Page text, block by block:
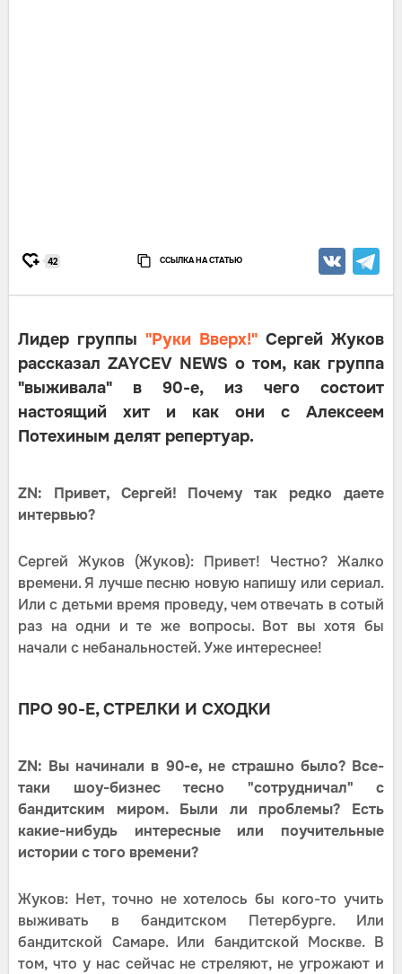
42 ССЫЛКА НА СТАТЬЮ
Лидер группы "Руки Вверх!" Сергей Жуков
рассказал ZAYCEV NEWS о том, как группа
"выживала" в 90-е, из чего состоит
настоящий хит и как они с Алексеем
Потехиным делят репертуар.
ZN: Привет, Сергей! Почему так редко даете
интервью?
Сергей Жуков (Жуков): Привет! Честно? Жалко
времени. Я лучше песню новую напишу или сериал.
Или с детьми время проведу, чем отвечать в сотый
раз на одни и те же вопросы. Вот вы хотя бы
начали с небанальностей. Уже интереснее!
ПРО 90-Е, СТРЕЛКИ И СХОДКИ
ZN: Вы начинали в 90-е, не страшно было? Все-
таки шоу-бизнес тесно "сотрудничал" с
бандитским миром. Были ли проблемы? Есть
какие-нибудь интересные или поучительные
истории с того времени?
Жуков: Нет, точно не хотелось бы кого-то учить
выживать в бандитском Петербурге. Или
бандитской Самаре. Или бандитской Москве. В
том, что у нас сейчас не стреляют, не угрожают и